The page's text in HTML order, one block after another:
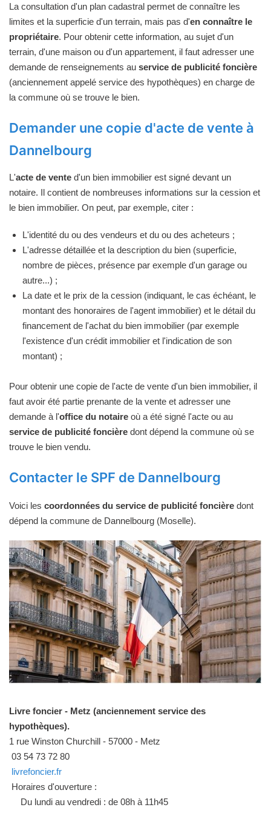
La consultation d'un plan cadastral permet de connaître les
limites et la superficie d'un terrain, mais pas d'en connaître le
propriétaire. Pour obtenir cette information, au sujet d'un
terrain, d'une maison ou d'un appartement, il faut adresser une
demande de renseignements au service de publicité foncière
(anciennement appelé service des hypothèques) en charge de
la commune où se trouve le bien.
Demander une copie d'acte de vente à
Dannelbourg
L'acte de vente d'un bien immobilier est signé devant un
notaire. Il contient de nombreuses informations sur la cession et
le bien immobilier. On peut, par exemple, citer :
L'identité du ou des vendeurs et du ou des acheteurs ;
L'adresse détaillée et la description du bien (superficie,
nombre de pièces, présence par exemple d'un garage ou
autre...) ;
La date et le prix de la cession (indiquant, le cas échéant, le
montant des honoraires de l'agent immobilier) et le détail du
financement de l'achat du bien immobilier (par exemple
l'existence d'un crédit immobilier et l'indication de son
montant) ;
Pour obtenir une copie de l'acte de vente d'un bien immobilier, il
faut avoir été partie prenante de la vente et adresser une
demande à l'office du notaire où a été signé l'acte ou au
service de publicité foncière dont dépend la commune où se
trouve le bien vendu.
Contacter le SPF de Dannelbourg
Voici les coordonnées du service de publicité foncière dont
dépend la commune de Dannelbourg (Moselle).
Livre foncier - Metz (anciennement service des
hypothèques).
1 rue Winston Churchill - 57000 - Metz
03 54 73 72 80
livrefoncier.fr
Horaires d'ouverture :
Du lundi au vendredi : de 08h à 11h45